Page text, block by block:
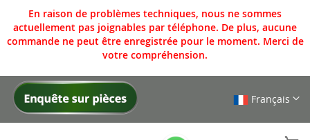
En raison de problèmes techniques, nous ne sommes
actuellement pas joignables par téléphone. De plus, aucune
commande ne peut être enregistrée pour le moment. Merci de
votre compréhension.
Allez
Français